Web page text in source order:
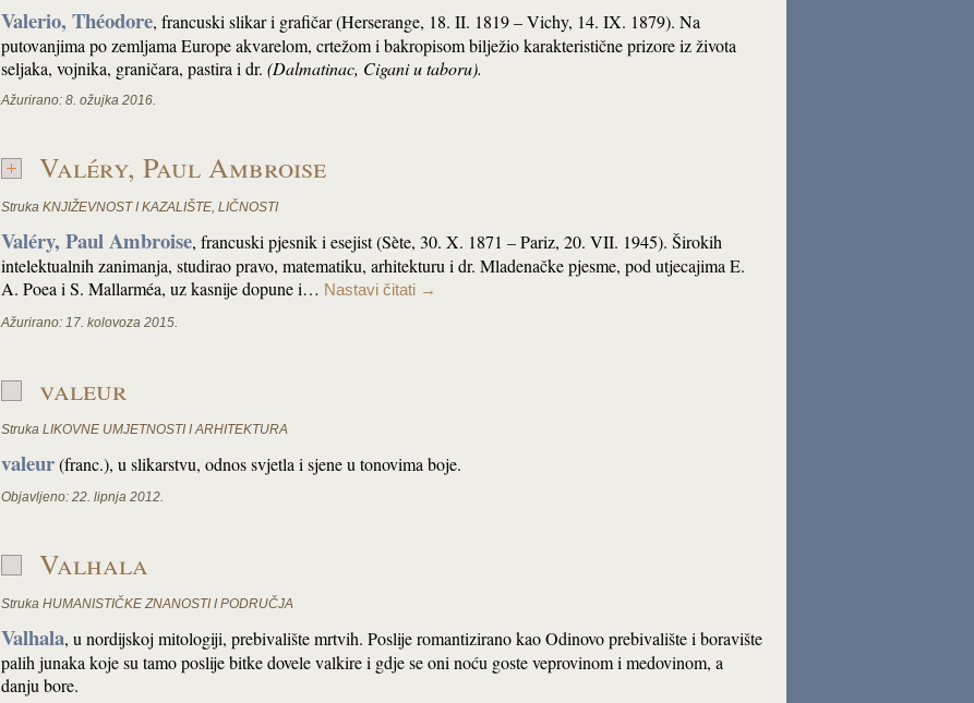
Valerio, Théodore, francuski slikar i grafičar (Herserange, 18. II. 1819 – Vichy, 14. IX. 1879). Na
putovanjima po zemljama Europe akvarelom, crtežom i bakropisom bilježio karakteristične prizore iz života
seljaka, vojnika, graničara, pastira i dr. (Dalmatinac, Cigani u taboru).
Ažurirano: 8. ožujka 2016.
Valéry, Paul Ambroise
Struka KNJIŽEVNOST I KAZALIŠTE, LIČNOSTI
Valéry, Paul Ambroise, francuski pjesnik i esejist (Sète, 30. X. 1871 – Pariz, 20. VII. 1945). Širokih
intelektualnih zanimanja, studirao pravo, matematiku, arhitekturu i dr. Mladenačke pjesme, pod utjecajima E.
A. Poea i S. Mallarméa, uz kasnije dopune i… Nastavi čitati →
Ažurirano: 17. kolovoza 2015.
valeur
Struka LIKOVNE UMJETNOSTI I ARHITEKTURA
valeur(franc.), u slikarstvu, odnos svjetla i sjene u tonovima boje.
Objavljeno: 22. lipnja 2012.
Valhala
Struka HUMANISTIČKE ZNANOSTI I PODRUČJA
Valhala, u nordijskoj mitologiji, prebivalište mrtvih. Poslije romantizirano kao Odinovo prebivalište i boravište
palih junaka koje su tamo poslije bitke dovele valkire i gdje se oni noću goste veprovinom i medovinom, a
danju bore.